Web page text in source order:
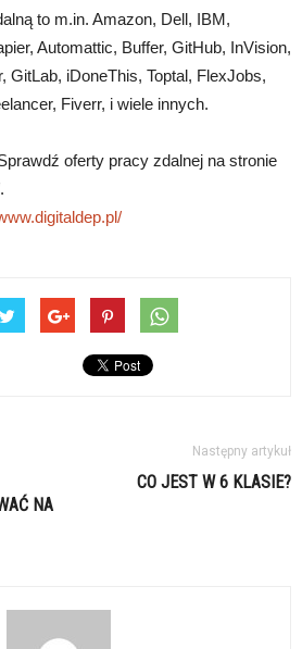
to m.in. Amazon, Dell, IBM,
Automattic, Buffer, GitHub, InVision,
GitLab, iDoneThis, Toptal, FlexJobs,
Fiverr, i wiele innych.
oferty pracy zdalnej na stronie
NA
Następny artykuł
CO JEST W 6 KLASIE?